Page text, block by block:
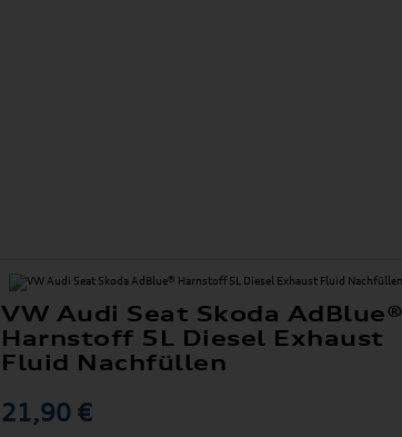
VW Audi Seat Skoda AdBlue®
Harnstoff 5L Diesel Exhaust
Fluid Nachfüllen
21,90 €